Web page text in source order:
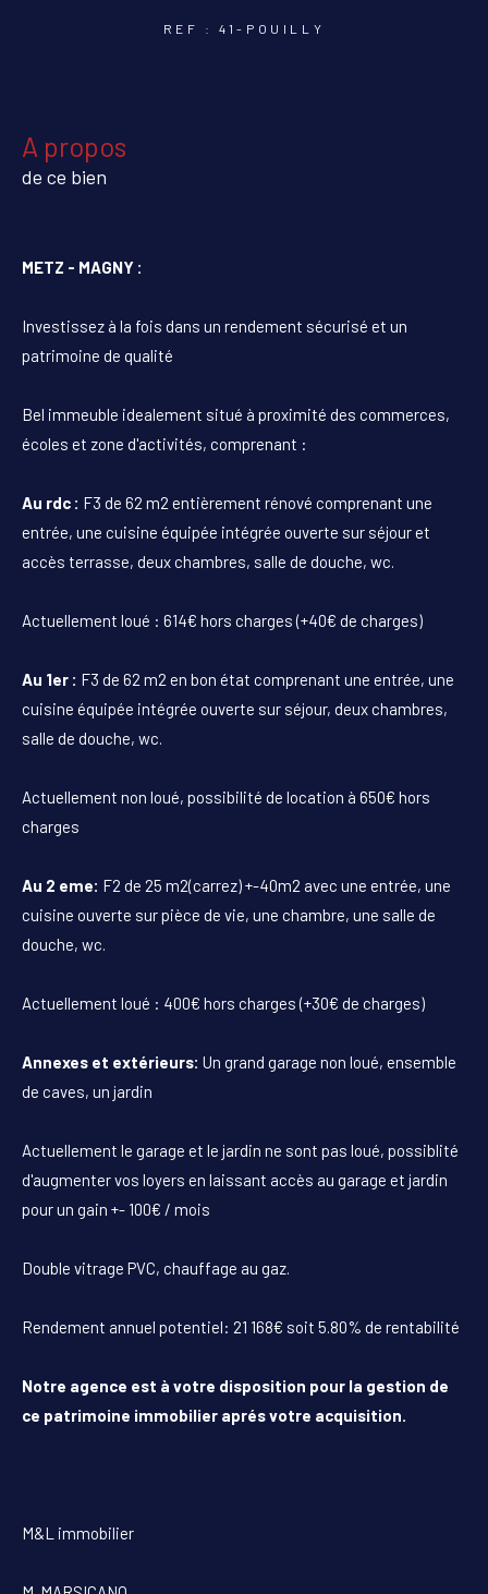
REF : 41-POUILLY
a propos
de ce bien
METZ - MAGNY :
Investissez à la fois dans un rendement sécurisé et un
patrimoine de qualité
Bel immeuble idealement situé à proximité des commerces,
écoles et zone d'activités, comprenant :
Au rdc : F3 de 62 m2 entièrement rénové comprenant une
entrée, une cuisine équipée intégrée ouverte sur séjour et
accès terrasse, deux chambres, salle de douche, wc.
Actuellement loué : 614€ hors charges (+40€ de charges)
Au 1er : F3 de 62 m2 en bon état comprenant une entrée, une
cuisine équipée intégrée ouverte sur séjour, deux chambres,
salle de douche, wc.
Actuellement non loué, possibilité de location à 650€ hors
charges
Au 2 eme: F2 de 25 m2(carrez) +-40m2 avec une entrée, une
cuisine ouverte sur pièce de vie, une chambre, une salle de
douche, wc.
Actuellement loué : 400€ hors charges (+30€ de charges)
Annexes et extérieurs: Un grand garage non loué, ensemble
de caves, un jardin
Actuellement le garage et le jardin ne sont pas loué, possiblité
d'augmenter vos loyers en laissant accès au garage et jardin
pour un gain +- 100€ / mois
Double vitrage PVC, chauffage au gaz.
Rendement annuel potentiel: 21 168€ soit 5.80% de rentabilité
Notre agence est à votre disposition pour la gestion de
ce patrimoine immobilier aprés votre acquisition.
M&L immobilier